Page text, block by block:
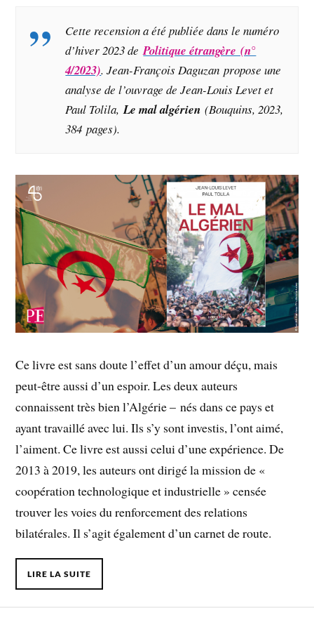
Cette recension a été publiée dans le numéro
d’hiver 2023 dePolitique étrangère (n°
4/2023). Jean-François Daguzan propose une
analyse de l’ouvrage de Jean-Louis Levet et
Paul Tolila, Le mal algérien(Bouquins, 2023,
384 pages).
Ce livre est sans doute l’effet d’un amour déçu, mais
peut-être aussi d’un espoir. Les deux auteurs
connaissent très bien l’Algérie – nés dans ce pays et
ayant travaillé avec lui. Ils s’y sont investis, l’ont aimé,
l’aiment. Ce livre est aussi celui d’une expérience. De
2013 à 2019, les auteurs ont dirigé la mission de «
coopération technologique et industrielle » censée
trouver les voies du renforcement des relations
bilatérales. Il s’agit également d’un carnet de route.
LIRE LA SUITE